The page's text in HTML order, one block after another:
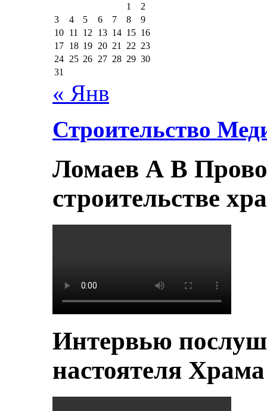
1
2
3
4 5 6 7 8
9
10 11 12 13 14 15 16
17 18 19 20 21 22 23
24 25 26 27 28 29 30
31
« Янв
Строительство
Ломаев А В
строительстве
Интервью
настоятеля